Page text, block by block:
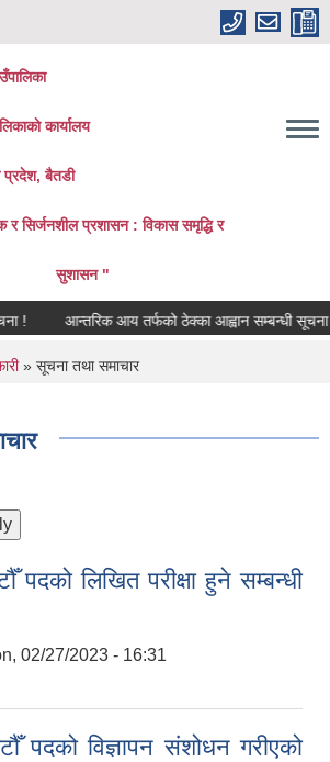
कार्यालय
प्रदेश, बैतडी
र सिर्जनशील प्रशासन : विकास समृद्धि र
सुशासन "
आन्तरिक आय तर्फको ठेक्का आह्वान सम्बन्धी सूचना ।
» सूचना तथा समाचार
पदको लिखित परीक्षा हुने सम्बन्धी
02/27/2023 - 16:31
पदको विज्ञापन संशोधन गरीएको